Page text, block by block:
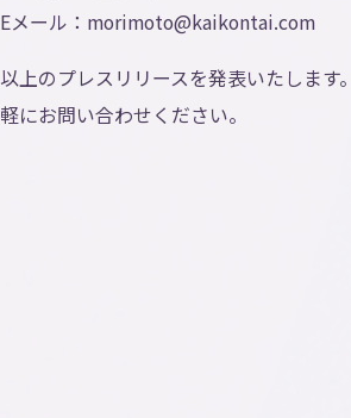
Eメール：morimoto@kaikontai.com
以上のプレスリリースを発表いたしま
軽にお問い合わせください。